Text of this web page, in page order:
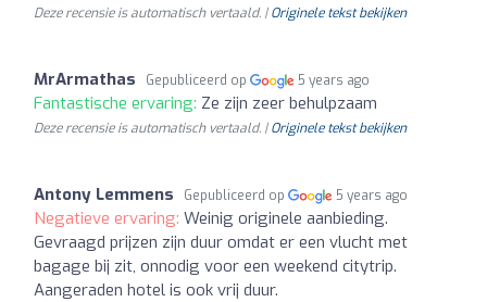
Deze recensie is automatisch vertaald. |Originele tekst bekijken
MrArmathas Gepubliceerd op 5 years ago
Fantastische ervaring: Ze zijn zeer behulpzaam
Deze recensie is automatisch vertaald. |Originele tekst bekijken
Antony Lemmens Gepubliceerd op 5 years ago
Negatieve ervaring: Weinig originele aanbieding.
Gevraagd prijzen zijn duur omdat er een vlucht met
bagage bij zit, onnodig voor een weekend citytrip.
Aangeraden hotel is ook vrij duur.